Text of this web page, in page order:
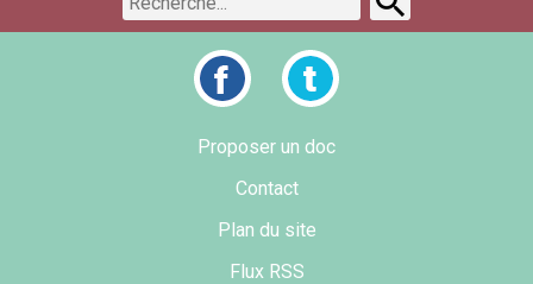
Proposer un doc
Contact
Plan du site
Flux RSS